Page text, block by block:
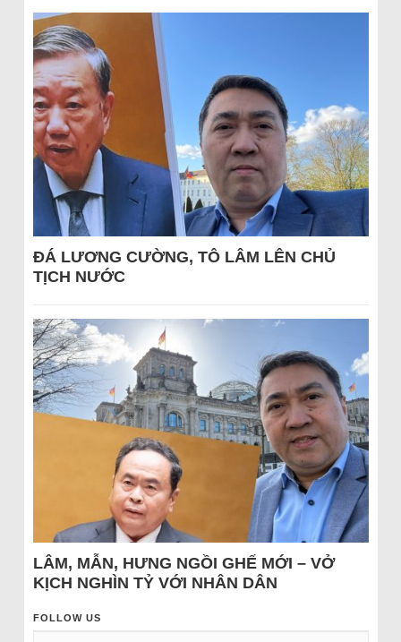
ĐÁ LƯƠNG CƯỜNG, TÔ LÂM LÊN CHỦ
TỊCH NƯỚC
LÂM, MẪN, HƯNG NGỒI GHẾ MỚI – VỞ
KỊCH NGHÌN TỶ VỚI NHÂN DÂN
FOLLOW US